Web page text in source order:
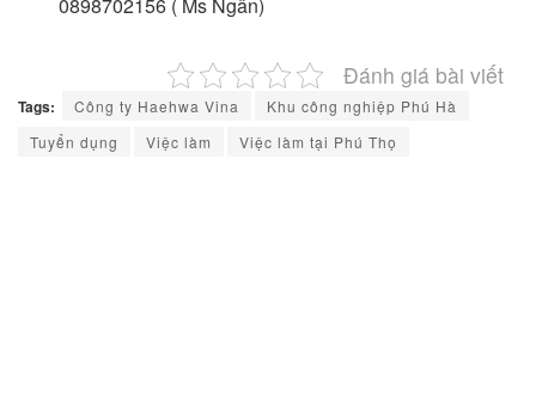
Đánh giá bài viết
Tags: Công ty Haehwa Vina
Khu công nghiệp Phú Hà
Tuyển dụng
Việc làm Việc làm tại Phú Thọ